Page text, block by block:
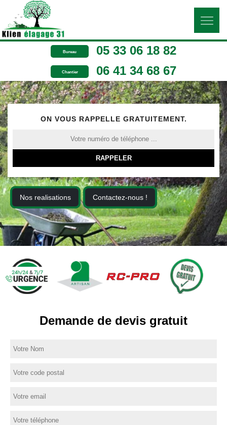
Bureau 05 33 06 18 82
Chantier 06 41 34 68 67
ON VOUS RAPPELLE GRATUITEMENT.
Nos realisations Contactez-nous !
Demande de devis gratuit